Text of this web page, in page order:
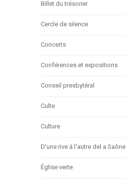
Billet du trésorier
Cercle de silence
Concerts
Conférences et expositions
Conseil presbytéral
Culte
Culture
D'une rive à l'autre del a Saône
Église verte